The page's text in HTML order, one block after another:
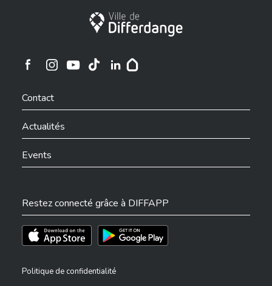
Ville de Differdange
Ville de Differdange sur Instagram
Contact
Actualités
Events
Restez connecté grâce à DIFFAPP
Téléchargez l'app sur l'App StoreTéléchargez l'app sur Play Store
Politique de confidentialité